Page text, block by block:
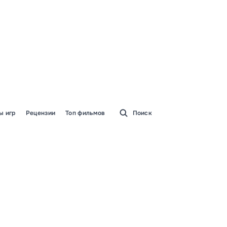
игр Рецензии Топ фильмов Поиск